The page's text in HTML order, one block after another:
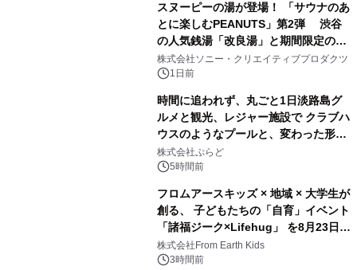
スヌーピーの湯が登場！ 「サウナのあ
とに楽しむPEANUTS」第2弾 渋谷
の人気銭湯「改良湯」と期間限定のコ
ラボレーション サウナイキタイコラ
ボグッズも発売決定！
株式会社ソニー・クリエイティブプロダクツ
1日前
時間に追われず、丸ごと1日淡路島グ
ルメと観光、レジャー施設で クラブハ
ウスのようなプールと、変わった形の
サウナも 「THE BOXY AWAJI」のお
得な素泊まり連泊プランで
株式会社ぷらど
5時間前
フロムアースキッズ × 地域 × 大学生が
創る、 子どもたちの「自育」イベント
「諸福ジーク×Lifehug」 を8月23日
(日)開催
株式会社From Earth Kids
3時間前